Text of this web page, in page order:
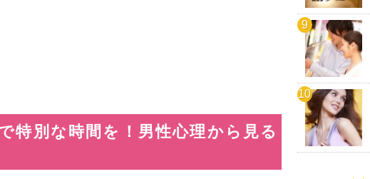
特別な時間を！男性心理から見る